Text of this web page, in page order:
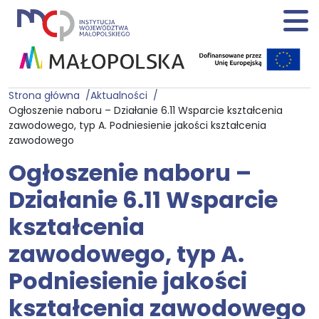
Strona główna
Aktualności
Ogłoszenie naboru – Działanie 6.11 Wsparcie kształcenia
zawodowego, typ A. Podniesienie jakości kształcenia
zawodowego
Ogłoszenie naboru –
Działanie 6.11 Wsparcie
kształcenia
zawodowego, typ A.
Podniesienie jakości
kształcenia zawodowego